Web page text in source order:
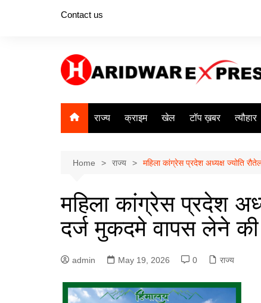
Contact us
राज्य क्राइम खेल टॉप ख़बर त्यौहार
Home राज्य महिला कांग्रेस प्रदेश अध्यक्ष ज्योति
महिला कांग्रेस प्रदेश
दर्ज मुकदमे वापस लेने
admin May 19, 2026 0 राज्य